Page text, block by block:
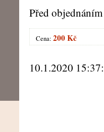
Před
Cena:200 Kč
10.1.2020